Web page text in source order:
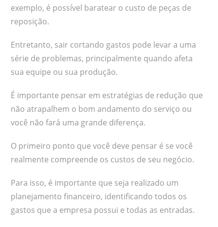
exemplo, é possível baratear o custo de peças de
reposição.
Entretanto, sair cortando gastos pode levar a uma
série de problemas, principalmente quando afeta
sua equipe ou sua produção.
É importante pensar em estratégias de redução que
não atrapalhem o bom andamento do serviço ou
você não fará uma grande diferença.
O primeiro ponto que você deve pensar é se você
realmente compreende os custos de seu negócio.
Para isso, é importante que seja realizado um
planejamento financeiro, identificando todos os
gastos que a empresa possui e todas as entradas.